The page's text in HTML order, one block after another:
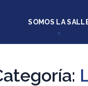
SOMOS LA